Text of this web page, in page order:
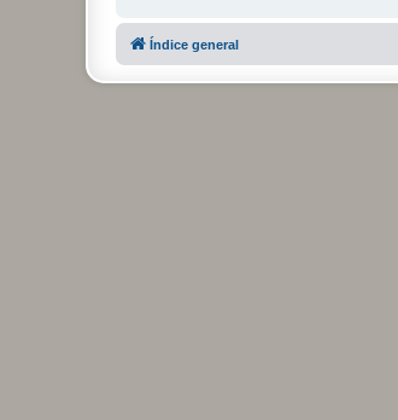
Índice general